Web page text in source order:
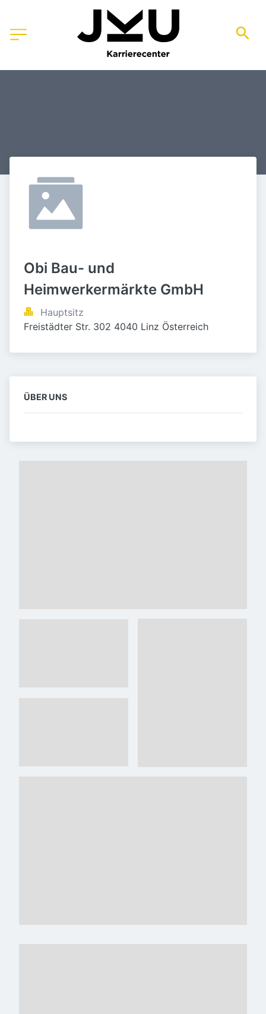
Obi Bau- und
Heimwerkermärkte GmbH
Hauptsitz
Freistädter Str. 302 4040 Linz Österreich
ÜBER UNS